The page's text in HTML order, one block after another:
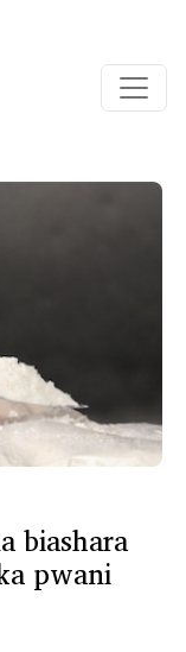
biashara
pwani